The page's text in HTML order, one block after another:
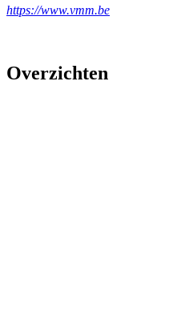
https://www.vmm.be
Overzichten